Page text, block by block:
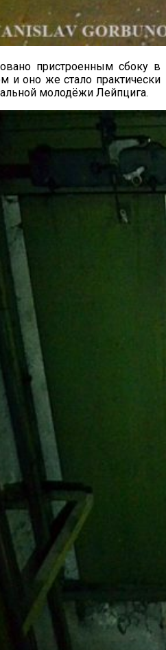
пристроенным сбоку в
и оно же стало практически
молодёжи Лейпцига.